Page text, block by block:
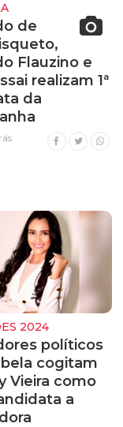
de
Flauzino e
realizam 1ª
da
2024
políticos
cogitam
Vieira como
a